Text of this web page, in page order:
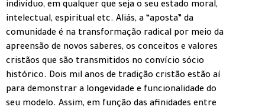
indivíduo, em qualquer que seja o seu estado moral,
intelectual, espiritual etc. Aliás, a “aposta” da
comunidade é na transformação radical por meio da
apreensão de novos saberes, os conceitos e valores
cristãos que são transmitidos no convício sócio
histórico. Dois mil anos de tradição cristão estão aí
para demonstrar a longevidade e funcionalidade do
seu modelo. Assim, em função das afinidades entre